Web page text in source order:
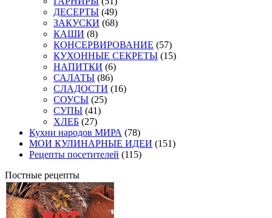
ДЕСЕРТЫ (49)
ЗАКУСКИ (68)
КАШИ (8)
КОНСЕРВИРОВАНИЕ (57)
КУХОННЫЕ СЕКРЕТЫ (15)
НАПИТКИ (6)
САЛАТЫ (86)
СЛАДОСТИ (16)
СОУСЫ (25)
СУПЫ (41)
ХЛЕБ (27)
Кухни народов МИРА (78)
МОИ КУЛИНАРНЫЕ ИДЕИ (151)
Рецепты посетителей (115)
Постные рецепты